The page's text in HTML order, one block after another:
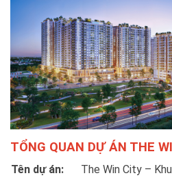
TỔNG QUAN DỰ ÁN THE
Tên dự án:
The Win City –